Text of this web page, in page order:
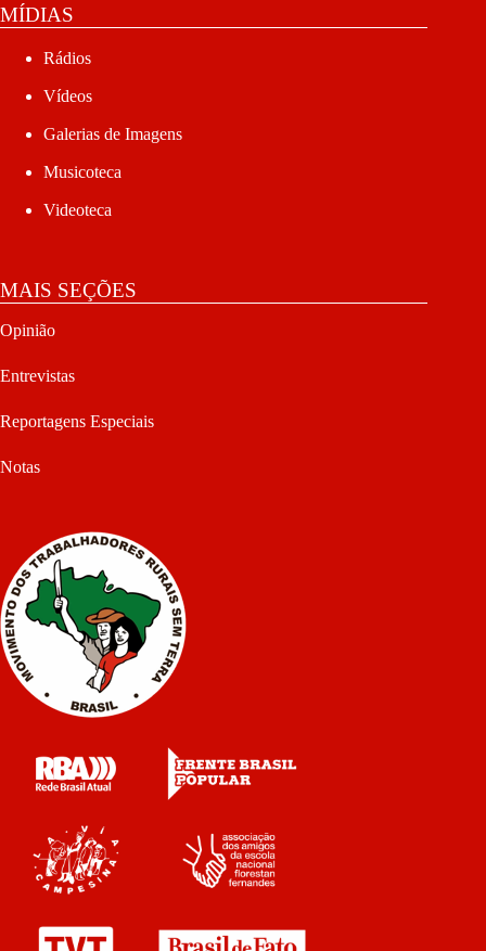
MÍDIAS
Rádios
Vídeos
Galerias de Imagens
Musicoteca
Videoteca
MAIS SEÇÕES
Opinião
Entrevistas
Reportagens Especiais
Notas